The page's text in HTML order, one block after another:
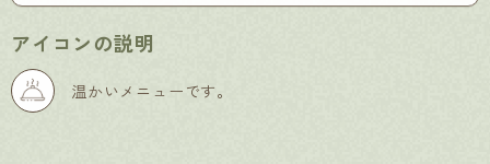
アイコンの説明
温かいメニューです。